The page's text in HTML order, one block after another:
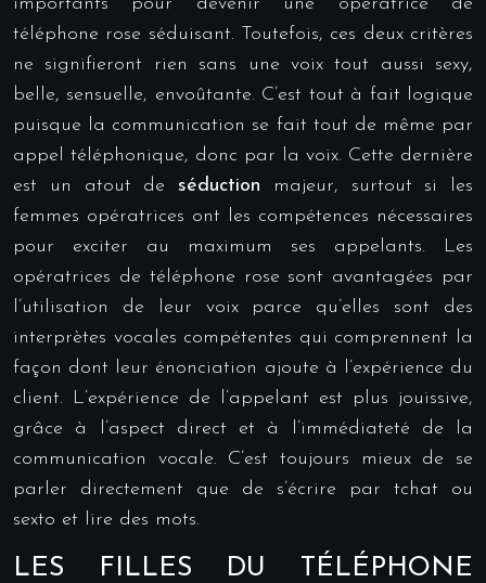
téléphone rose séduisant. Toutefois, ces deux critères
ne signifieront rien sans une voix tout aussi sexy,
belle, sensuelle, envoûtante. C’est tout à fait logique
puisque la communication se fait tout de même par
appel téléphonique, donc par la voix. Cette dernière
est un atout de séduction majeur, surtout si les
femmes opératrices ont les compétences nécessaires
pour exciter au maximum ses appelants. Les
opératrices de téléphone rose sont avantagées par
l’utilisation de leur voix parce qu’elles sont des
interprètes vocales compétentes qui comprennent la
façon dont leur énonciation ajoute à l’expérience du
client. L’expérience de l’appelant est plus jouissive,
grâce à l’aspect direct et à l’immédiateté de la
communication vocale. C’est toujours mieux de se
parler directement que de s’écrire par tchat ou
sexto et lire des mots.
LES FILLES DU TÉLÉPHONE